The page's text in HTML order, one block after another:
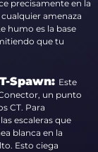
precisamente en la
amenaza
humo es la base
que tu
Spawn: Este
un punto
CT. Para
escaleras que
blanca en la
Esto ciega